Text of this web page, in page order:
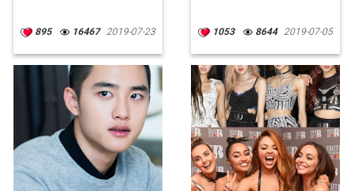
895 16467 2019-07-23 1053 8644 2019-07-05